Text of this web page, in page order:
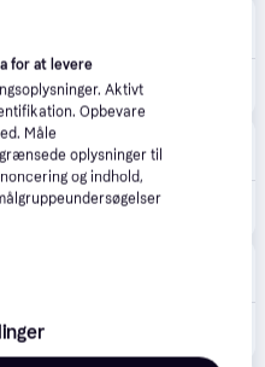
1.499 kr.
TRÆ 1.536 kr.
for at levere
Aktivt
Opbevare
Måle
oplysninger til
og indhold,